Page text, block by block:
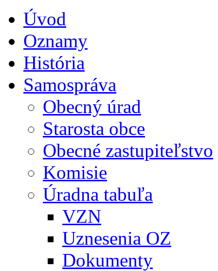
Úvod
Oznamy
História
Samospráva
Obecný úrad
Starosta obce
Obecné zastupiteľstvo
Komisie
Úradna tabuľa
VZN
Uznesenia OZ
Dokumenty